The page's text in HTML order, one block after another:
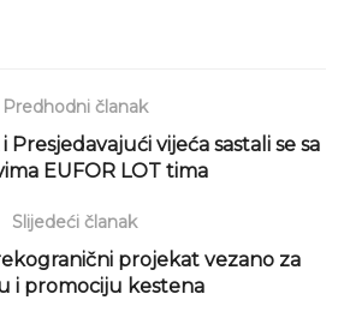
Predhodni članak
vijeća sastali se sa
EUFOR LOT tima
Slijedeći članak
projekat vezano za
i promociju kestena